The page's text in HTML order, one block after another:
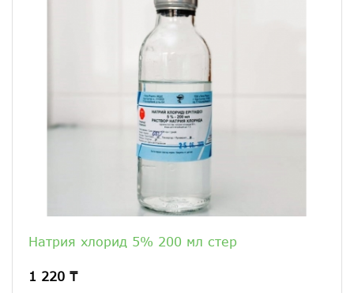
Натрия хлорид 5% 200 мл стер
1 220 ₸